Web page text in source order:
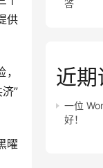
供
”
曜
答
近期
一位
好！